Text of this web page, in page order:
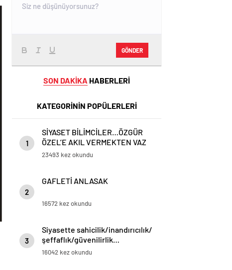
GÖNDER
SON DAKİKA HABERLERİ
KATEGORİNİN POPÜLERLERİ
1
SİYASET BİLİMCİLER…ÖZGÜR
ÖZEL’E AKIL VERMEKTEN VAZ
GEÇİN..
23493 kez okundu
2
GAFLETİ ANLASAK
16572 kez okundu
3
Siyasette sahicilik/inandırıcılık/
şeffaflık/güvenilirlik…
16042 kez okundu